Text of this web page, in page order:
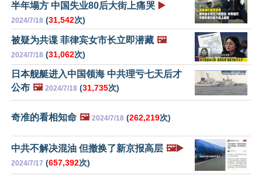
半年塌方 中国失业80后大街上痛哭 ▶️
2024/7/18 (31,542次)
被疑为共谍 菲律宾女市长立即潜藏 🖼️
2024/7/18 (31,062次)
日本舰艇进入中国领海 中共理亏七天后才
公布 🖼️ 2024/7/18 (31,735次)
奇准的看相知命 🖼️ 2024/7/18 (262,219次)
中共不解决混油 但撤换了新京报高层 🖼️▶️
2024/7/17 (657,392次)